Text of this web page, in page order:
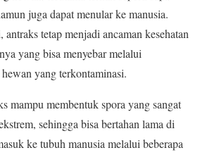
juga dapat menular ke manusia.
tetap menjadi ancaman kesehatan
yang bisa menyebar melalui
yang terkontaminasi.
mampu membentuk spora yang sangat
sehingga bisa bertahan lama di
ke tubuh manusia melalui beberapa